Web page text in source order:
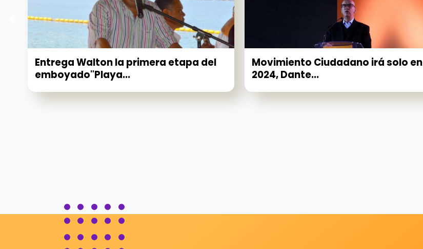
Entrega Walton la primera etapa del
emboyado"Playa...
Movimiento Ciudadano irá solo en
2024, Dante...